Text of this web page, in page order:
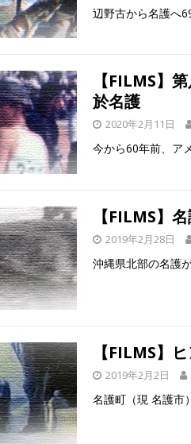
辺野古から名護へ
【FILMS】
於名護
2020年2月11日
今から60年前、ア
【FILMS】
2019年2月28日
沖縄県北部の名護
【FILMS】
2019年2月2日
名護町（現 名護市